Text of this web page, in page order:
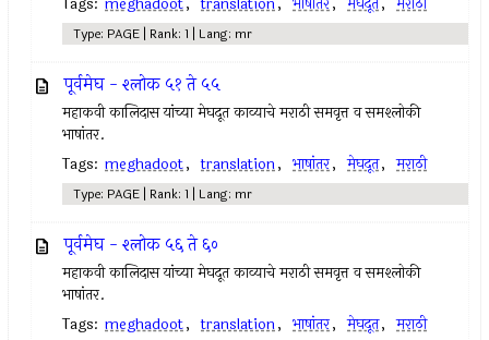
Type: PAGE | Rank: 1 | Lang: mr
पूर्वमेघ - श्लोक ५१ ते ५५
महाकवी कालिदास यांच्या मेघदूत काव्याचे मराठी समवृत्त व समश्लोकी
भाषांतर.
Tags: meghadoot, translation, भाषांतर, मेघदूत, मराठी
Type: PAGE | Rank: 1 | Lang: mr
पूर्वमेघ - श्लोक ५६ ते ६०
महाकवी कालिदास यांच्या मेघदूत काव्याचे मराठी समवृत्त व समश्लोकी
भाषांतर.
Tags: meghadoot, translation, भाषांतर, मेघदूत, मराठी